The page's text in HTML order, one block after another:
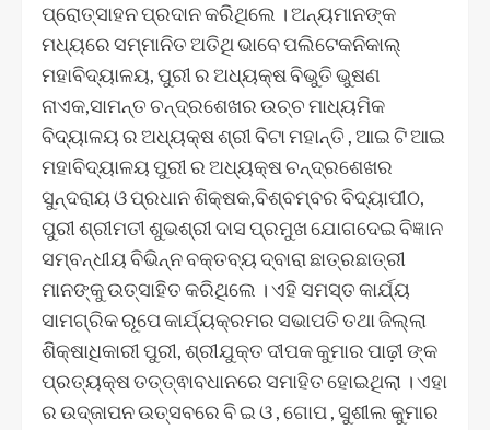
ପ୍ରୋତ୍ସାହନ ପ୍ରଦାନ କରିଥିଲେ । ଅନ୍ୟମାନଙ୍କ
ମଧ୍ୟରେ ସମ୍ମାନିତ ଅତିଥି ଭାବେ ପଲିଟେକନିକାଲ୍
ମହାବିଦ୍ୟାଳୟ, ପୁରୀ ର ଅଧ୍ୟକ୍ଷ ବିଭୁତି ଭୁଷଣ
ନାଏକ,ସାମନ୍ତ ଚନ୍ଦ୍ରଶେଖର ଉଚ୍ଚ ମାଧ୍ୟମିକ
ବିଦ୍ୟାଳୟ ର ଅଧ୍ୟକ୍ଷ ଶ୍ରୀ ବିଟା ମହାନ୍ତି , ଆଇ ଟି ଆଇ
ମହାବିଦ୍ୟାଳୟ ପୁରୀ ର ଅଧ୍ୟକ୍ଷ ଚନ୍ଦ୍ରଶେଖର
ସୁନ୍ଦରାୟ ଓ ପ୍ରଧାନ ଶିକ୍ଷକ,ବିଶ୍ବମ୍ବର ବିଦ୍ୟାପୀଠ,
ପୁରୀ ଶ୍ରୀମତୀ ଶୁଭଶ୍ରୀ ଦାସ ପ୍ରମୁଖ ଯୋଗଦେଇ ବିଜ୍ଞାନ
ସମ୍ବନ୍ଧୀୟ ବିଭିନ୍ନ ବକ୍ତବ୍ୟ ଦ୍ବାରା ଛାତ୍ରଛାତ୍ରୀ
ମାନଙ୍କୁ ଉତ୍ସାହିତ କରିଥିଲେ । ଏହି ସମସ୍ତ କାର୍ଯ୍ୟ
ସାମଗ୍ରିକ ରୂପେ କାର୍ଯ୍ୟକ୍ରମର ସଭାପତି ତଥା ଜିଲ୍ଲା
ଶିକ୍ଷାଧିକାରୀ ପୁରୀ, ଶ୍ରୀଯୁକ୍ତ ଦୀପକ କୁମାର ପାଢ଼ୀ ଙ୍କ
ପ୍ରତ୍ୟକ୍ଷ ତତ୍ତ୍ଵାବଧାନରେ ସମାହିତ ହୋଇଥିଲା । ଏହା
ର ଉଦ୍ଜାପନ ଉତ୍ସବରେ ବି ଇ ଓ , ଗୋପ , ସୁଶୀଲ କୁମାର